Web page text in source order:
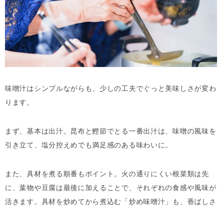
味噌汁はシンプルながらも、少しの工夫でぐっと美味しさが変わ
ります。
まず、基本は出汁。昆布と鰹節でとる一番出汁は、味噌の風味を
引き立て、塩分控えめでも満足感のある味わいに。
また、具材を煮る順番もポイント。火の通りにくい根菜類は先
に、葉物や豆腐は最後に加えることで、それぞれの食感や風味が
活きます。具材を炒めてから煮込む「炒め味噌汁」も、香ばしさ